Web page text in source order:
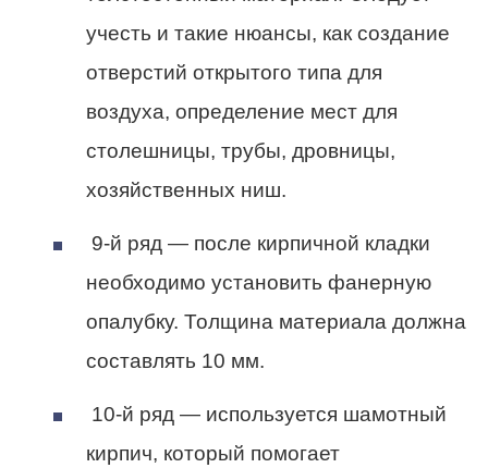
учесть и такие нюансы, как создание
отверстий открытого типа для
воздуха, определение мест для
столешницы, трубы, дровницы,
хозяйственных ниш.
9-й ряд — после кирпичной кладки
необходимо установить фанерную
опалубку. Толщина материала должна
составлять 10 мм.
10-й ряд — используется шамотный
кирпич, который помогает